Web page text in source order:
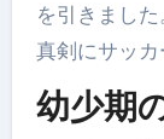
を引きまし
真剣にサッカ
幼少期